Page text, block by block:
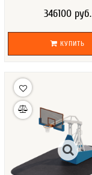
346100 руб.
КУПИТЬ